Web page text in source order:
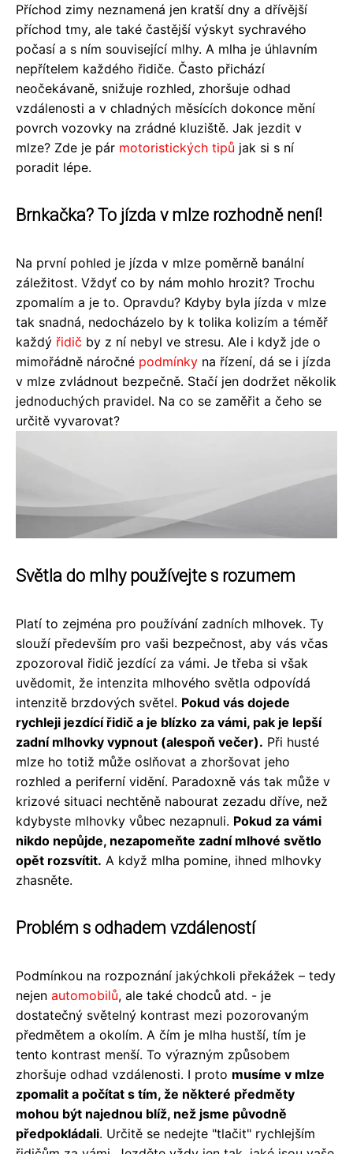
Příchod zimy neznamená jen kratší dny a dřívější
příchod tmy, ale také častější výskyt sychravého
počasí a s ním související mlhy. A mlha je úhlavním
nepřítelem každého řidiče. Často přichází
neočekávaně, snižuje rozhled, zhoršuje odhad
vzdálenosti a v chladných měsících dokonce mění
povrch vozovky na zrádné kluziště. Jak jezdit v
mlze? Zde je pár motoristických tipů jak si s ní
poradit lépe.
Brnkačka? To jízda v mlze rozhodně není!
Na první pohled je jízda v mlze poměrně banální
záležitost. Vždyť co by nám mohlo hrozit? Trochu
zpomalím a je to. Opravdu? Kdyby byla jízda v mlze
tak snadná, nedocházelo by k tolika kolizím a téměř
každý řidič by z ní nebyl ve stresu. Ale i když jde o
mimořádně náročné podmínky na řízení, dá se i jízda
v mlze zvládnout bezpečně. Stačí jen dodržet několik
jednoduchých pravidel. Na co se zaměřit a čeho se
určitě vyvarovat?
Světla do mlhy používejte s rozumem
Platí to zejména pro používání zadních mlhovek. Ty
slouží především pro vaši bezpečnost, aby vás včas
zpozoroval řidič jezdící za vámi. Je třeba si však
uvědomit, že intenzita mlhového světla odpovídá
intenzitě brzdových světel. Pokud vás dojede
rychleji jezdící řidič a je blízko za vámi, pak je lepší
zadní mlhovky vypnout (alespoň večer). Při husté
mlze ho totiž může oslňovat a zhoršovat jeho
rozhled a periferní vidění. Paradoxně vás tak může v
krizové situaci nechtěně nabourat zezadu dříve, než
kdybyste mlhovky vůbec nezapnuli. Pokud za vámi
nikdo nepůjde, nezapomeňte zadní mlhové světlo
opět rozsvítit. A když mlha pomine, ihned mlhovky
zhasněte.
Problém s odhadem vzdáleností
Podmínkou na rozpoznání jakýchkoli překážek – tedy
nejen automobilů, ale také chodců atd. - je
dostatečný světelný kontrast mezi pozorovaným
předmětem a okolím. A čím je mlha hustší, tím je
tento kontrast menší. To výrazným způsobem
zhoršuje odhad vzdálenosti. I proto musíme v mlze
zpomalit a počítat s tím, že některé předměty
mohou být najednou blíž, než jsme původně
předpokládali. Určitě se nedejte "tlačit" rychlejším